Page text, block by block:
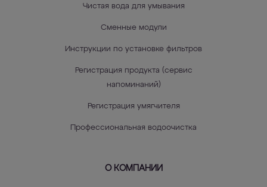
Чистая вода для умывания
Сменные модули
Инструкции по установке фильтров
Регистрация продукта (сервис
напоминаний)
Регистрация умягчителя
Профессиональная водоочистка
О КОМПАНИИ